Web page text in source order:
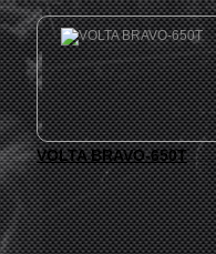
VOLTA BRAVO-650T